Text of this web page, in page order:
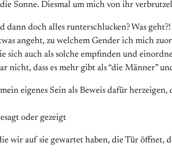
Sonne. Diesmal um mich von ihr
doch alles runterschlucken? Was geht?!
angeht, zu welchem Gender ich mich
auch als solche empfinden und
dass es mehr gibt als “die Männer”
eigenes Sein als Beweis dafür
oder gezeigt
wir auf sie gewartet haben, die Tür öffnet,